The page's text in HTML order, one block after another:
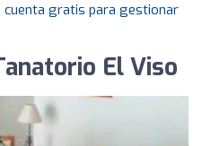
cuenta gratis para gestionar
El Viso